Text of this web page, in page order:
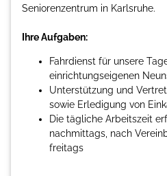
Seniorenzentrum in Karlsruhe.
Ihre Aufgaben:
Fahrdienst für unsere
einrichtungseigenen
Unterstützung und
sowie Erledigung von
Die tägliche Arbeitszeit
nachmittags, nach
freitags